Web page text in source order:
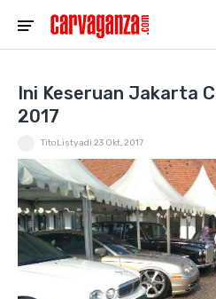
Ini Keseruan Jakarta
2017
TitoListyadi 23 Okt, 2017